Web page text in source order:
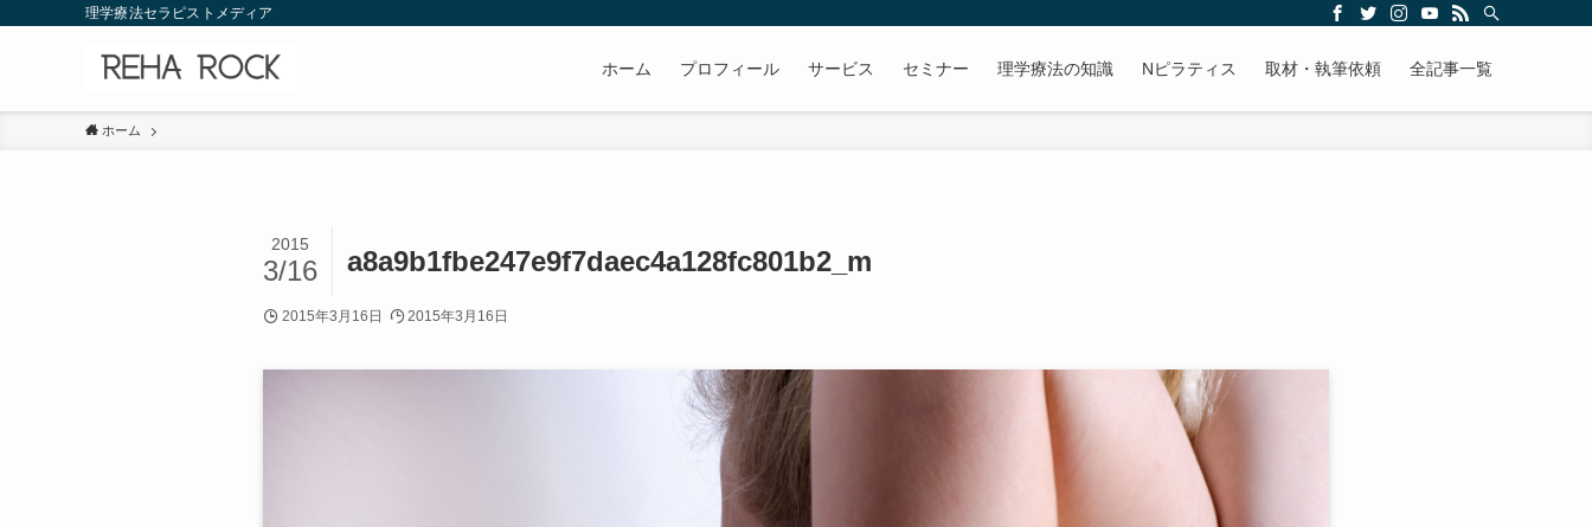
理学療法セラピストメディア
ホーム プロフィール サービス セミナー 理学療法の知識 Nピラティス 取材・執筆依頼 全記事一覧
ホーム
a8a9b1fbe247e9f7daec4a128fc801b2_m
2015
3/16
2015年3月16日 2015年3月16日